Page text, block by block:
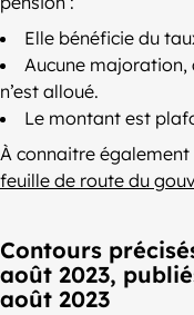
Elle bénéficie du
Aucune majoration,
n’est alloué.
Le montant est
À connaitre également
feuille de route du
Contours
août 2023,
août 2023